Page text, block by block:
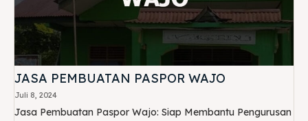
JASA PEMBUATAN PASPOR WAJO
Juli 8, 2024
Jasa Pembuatan Paspor Wajo: Siap Membantu Pengurusan